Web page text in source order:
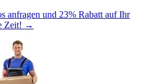
anfragen und 23% Rabatt auf Ihr
Zeit! →